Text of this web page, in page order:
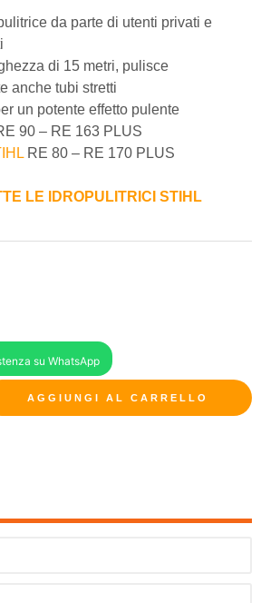
da parte di utenti privati ​​e
di 15 metri, pulisce
anche tubi stretti
un potente effetto pulente
90 – RE 163 PLUS
RE 80 – RE 170 PLUS
LE IDROPULITRICI STIHL
AGGIUNGI AL CARRELLO